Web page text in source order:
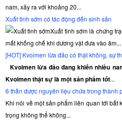
nam, xảy ra với khoảng 20...
Xuất tinh sớm có tác động đến sinh sản
Xuất tinh sớm là chứng
mất khống chế khi dương vật đưa vào âm...
[HOT] Kvoimen lừa đảo có thật không, sự
Kvoimen lừa đảo đang khiến nhiều
Kvoimen thật sự là một sản phẩm tốt...
6 thần dược nguyên liệu chứa trong thành
Khi nói về một sản phẩm liên quan tới bất
trọng không thể không...